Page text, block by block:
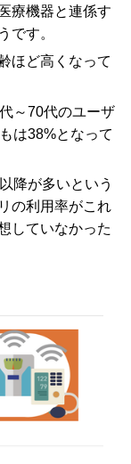
療機器と連係す
です。
ほど高くなって
～70代のユーザ
は38%となって
降が多いという
の利用率がこれ
していなかった